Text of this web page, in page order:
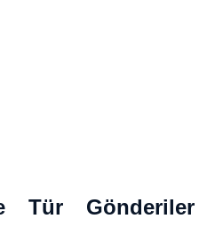
Tür Gönderiler